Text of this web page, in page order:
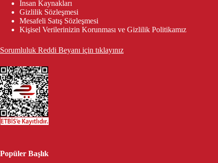
İnsan Kaynakları
Gizlilik Sözleşmesi
Mesafeli Satış Sözleşmesi
Kişisel Verilerinizin Korunması ve Gizlilik Politikamız
Sorumluluk Reddi Beyanı için tıklayınız
Popüler Başlık